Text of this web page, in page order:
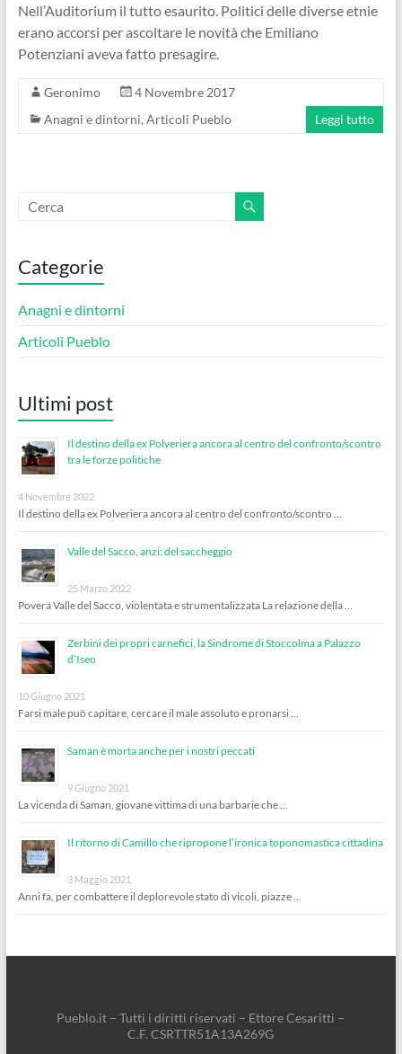
Nell’Auditorium il tutto esaurito. Politici delle diverse etnie
erano accorsi per ascoltare le novità che Emiliano
Potenziani aveva fatto presagire.
Geronimo
4 Novembre 2017
Anagni e dintorni, Articoli Pueblo Leggi tutto
Categorie
Anagni e dintorni
Articoli Pueblo
Ultimi post
Il destino della ex Polveriera ancora al centro del confronto/scontro
tra le forze politiche
4 Novembre 2022
Il destino della ex Polveriera ancora al centro del confronto/scontro …
Valle del Sacco, anzi: del saccheggio
25 Marzo 2022
Povera Valle del Sacco, violentata e strumentalizzata La relazione della …
Zerbini dei propri carnefici, la Sindrome di Stoccolma a Palazzo
d’Iseo
10 Giugno 2021
Farsi male può capitare, cercare il male assoluto e pronarsi …
Saman è morta anche per i nostri peccati
9 Giugno 2021
La vicenda di Saman, giovane vittima di una barbarie che …
Il ritorno di Camillo che ripropone l’ironica toponomastica cittadina
3 Maggio 2021
Anni fa, per combattere il deplorevole stato di vicoli, piazze …
Pueblo.it – Tutti i diritti riservati – Ettore Cesaritti –
C.F. CSRTTR51A13A269G